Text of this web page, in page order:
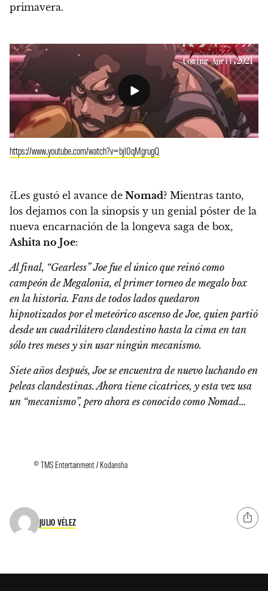
primavera.
https://www.youtube.com/watch?v=bjl0qMgrugQ
¿Les gustó el avance de Nomad? Mientras tanto,
los dejamos con la sinopsis y un genial póster de la
nueva encarnación de la longeva saga de box,
Ashita no Joe:
Al final, “Gearless” Joe fue el único que reinó como
campeón de Megalonia, el primer torneo de megalo box
en la historia. Fans de todos lados quedaron
hipnotizados por el meteórico ascenso de Joe, quien partió
desde un cuadrilátero clandestino hasta la cima en tan
sólo tres meses y sin usar ningún mecanismo.
Siete años después, Joe se encuentra de nuevo luchando en
peleas clandestinas.Ahora tiene cicatrices, y esta vez usa
un “mecanismo”, pero ahora es conocido como Nomad…
© TMS Entertainment / Kodansha
JULIO VÉLEZ